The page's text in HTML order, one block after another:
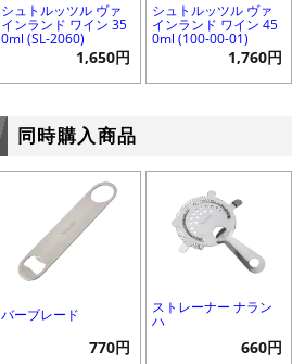
シュトルッツル ヴァ
インランド ワイン 35
0ml (SL-2060)
1,650円
シュトルッツル ヴァ
インランド ワイン 45
0ml (100-00-01)
1,760円
同時購入商品
バーブレード
770円
ストレーナー ナラン
ハ
660円